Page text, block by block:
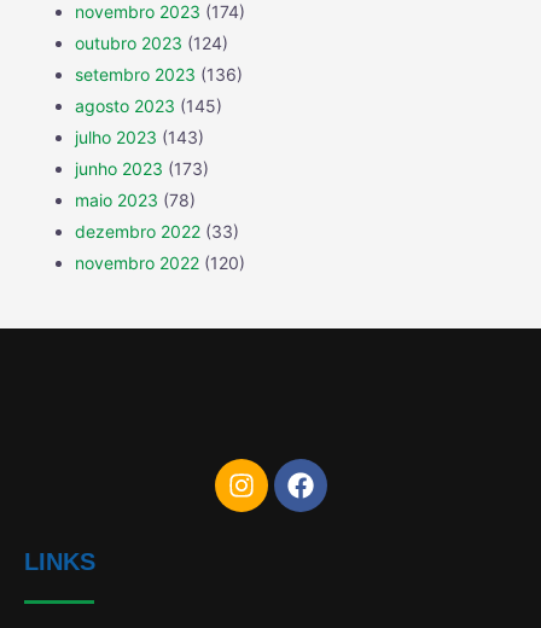
novembro 2023 (174)
outubro 2023 (124)
setembro 2023 (136)
agosto 2023 (145)
julho 2023 (143)
junho 2023 (173)
maio 2023 (78)
dezembro 2022 (33)
novembro 2022 (120)
LINKS